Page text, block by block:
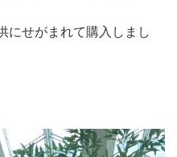
にせがまれて購入しまし